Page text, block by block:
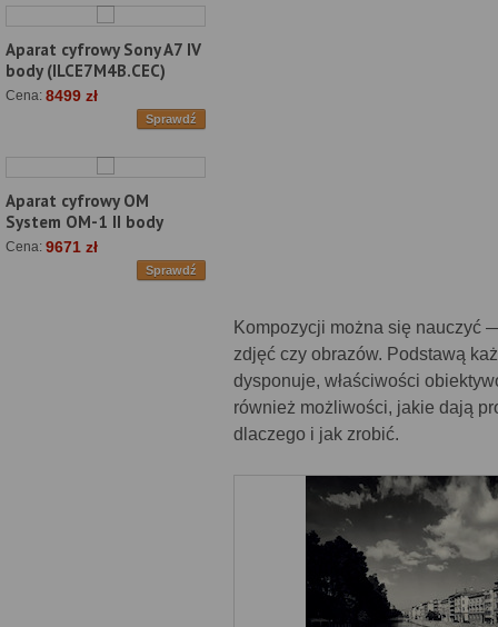
Aparat cyfrowy Sony A7 IV
body (ILCE7M4B.CEC)
Cena: 8499 zł
Sprawdź
Aparat cyfrowy OM
System OM-1 II body
Cena: 9671 zł
Sprawdź
Kompozycji można się nauczyć
zdjęć czy obrazów. Podstawą
dysponuje, właściwości
również możliwości, jakie dają
dlaczego i jak zrobić.